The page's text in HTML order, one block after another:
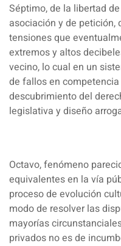
Séptimo, de la libertad
asociación y de
tensiones que
extremos y altos
vecino, lo cual en un
de fallos en
descubrimiento del
legislativa y diseño
Octavo, fenómeno
equivalentes en la vía
proceso de evolución
modo de resolver las
mayorías
privados no es de